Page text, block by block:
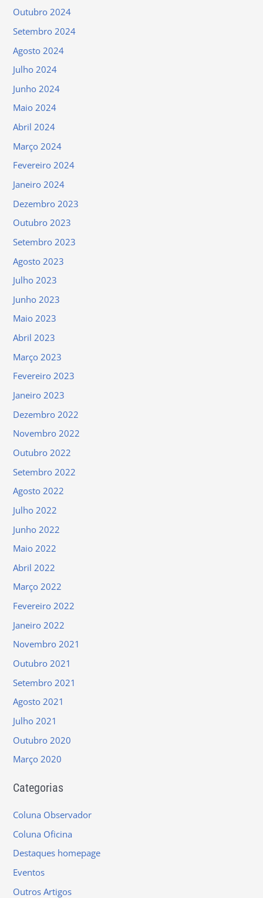
Outubro 2024
Setembro 2024
Agosto 2024
Julho 2024
Junho 2024
Maio 2024
Abril 2024
Março 2024
Fevereiro 2024
Janeiro 2024
Dezembro 2023
Outubro 2023
Setembro 2023
Agosto 2023
Julho 2023
Junho 2023
Maio 2023
Abril 2023
Março 2023
Fevereiro 2023
Janeiro 2023
Dezembro 2022
Novembro 2022
Outubro 2022
Setembro 2022
Agosto 2022
Julho 2022
Junho 2022
Maio 2022
Abril 2022
Março 2022
Fevereiro 2022
Janeiro 2022
Novembro 2021
Outubro 2021
Setembro 2021
Agosto 2021
Julho 2021
Outubro 2020
Março 2020
Categorias
Coluna Observador
Coluna Oficina
Destaques homepage
Eventos
Outros Artigos